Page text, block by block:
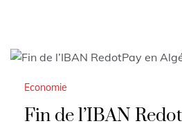
Economie
Fin de l’IBAN